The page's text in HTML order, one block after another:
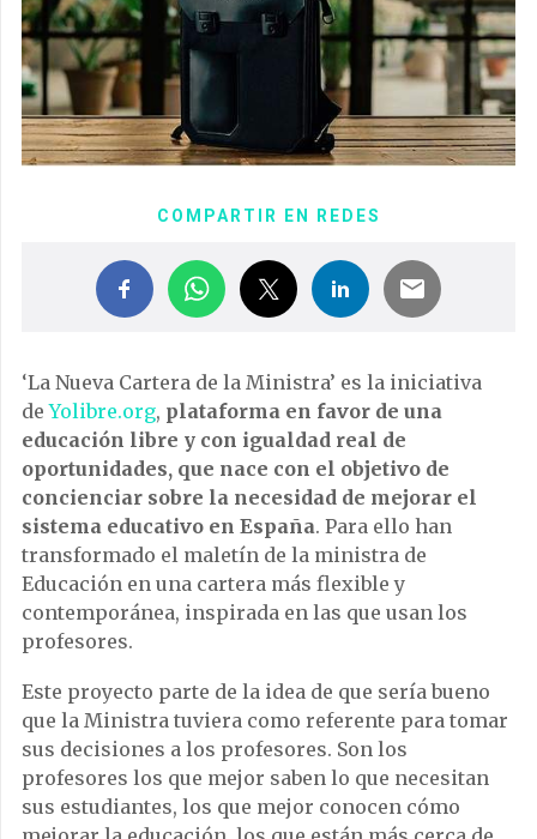
COMPARTIR EN REDES
‘La Nueva Cartera de la Ministra’ es la iniciativa
deYolibre.org, plataforma en favor de una
educación libre y con igualdad real de
oportunidades, que nace con el objetivo de
concienciar sobre la necesidad de mejorar el
sistema educativo en España. Para ello han
transformado el maletín de la ministra de
Educación en una cartera más flexible y
contemporánea, inspirada en las que usan los
profesores.
Este proyecto parte de la idea de que sería bueno
que la Ministra tuviera como referente para tomar
sus decisiones a los profesores. Son los
profesores los que mejor saben lo que necesitan
sus estudiantes, los que mejor conocen cómo